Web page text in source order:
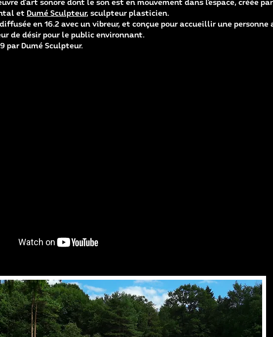
d’art sonore dont le son est en mouvement dans l’espace, créée par
et Dumé Sculpteur, sculpteur plasticien.
en 16.2 avec un vibreur, et conçue pour accueillir une personne
de désir pour le public environnant.
par Dumé Sculpteur.